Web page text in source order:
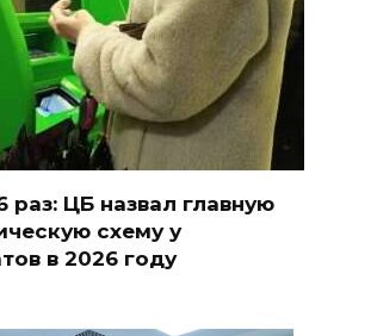
раз: ЦБ назвал главную
схему у
в 2026 году